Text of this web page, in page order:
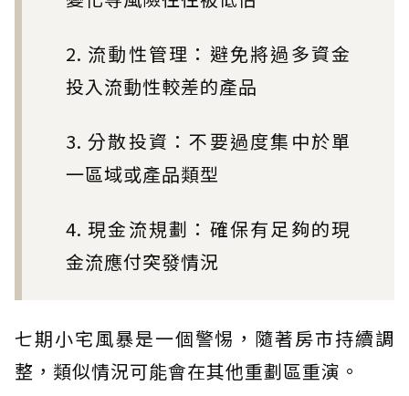
2. 流動性管理：避免將過多資金
投入流動性較差的產品
3. 分散投資：不要過度集中於單
一區域或產品類型
4. 現金流規劃：確保有足夠的現
金流應付突發情況
七期小宅風暴是一個警惕，隨著房市持續調
整，類似情況可能會在其他重劃區重演。